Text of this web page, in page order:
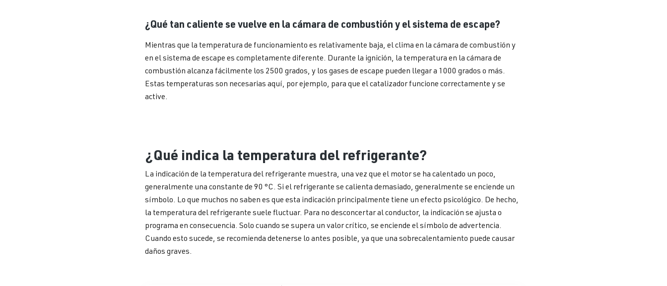
¿Qué tan caliente se vuelve en la cámara de combustión y el sistema de escape?
Mientras que la temperatura de funcionamiento es relativamente baja, el clima en la cámara de combustión y
en el sistema de escape es completamente diferente. Durante la ignición, la temperatura en la cámara de
combustión alcanza fácilmente los 2500 grados, y los gases de escape pueden llegar a 1000 grados o más.
Estas temperaturas son necesarias aquí, por ejemplo, para que el catalizador funcione correctamente y se
active.
¿Qué indica la temperatura del refrigerante?
La indicación de la temperatura del refrigerante muestra, una vez que el motor se ha calentado un poco,
generalmente una constante de 90 °C. Si el refrigerante se calienta demasiado, generalmente se enciende un
símbolo. Lo que muchos no saben es que esta indicación principalmente tiene un efecto psicológico. De hecho,
la temperatura del refrigerante suele fluctuar. Para no desconcertar al conductor, la indicación se ajusta o
programa en consecuencia. Solo cuando se supera un valor crítico, se enciende el símbolo de advertencia.
Cuando esto sucede, se recomienda detenerse lo antes posible, ya que una sobrecalentamiento puede causar
daños graves.